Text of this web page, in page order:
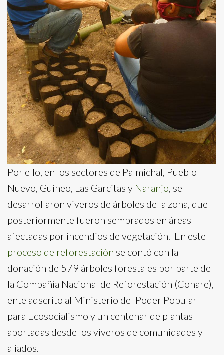
Por ello, en los sectores de Palmichal, Pueblo
Nuevo, Guineo, Las Garcitas y Naranjo, se
desarrollaron viveros de árboles de la zona, que
posteriormente fueron sembrados en áreas
afectadas por incendios de vegetación. En este
proceso de reforestación se contó con la
donación de 579 árboles forestales por parte de
la Compañía Nacional de Reforestación (Conare),
ente adscrito al Ministerio del Poder Popular
para Ecosocialismo y un centenar de plantas
aportadas desde los viveros de comunidades y
aliados.